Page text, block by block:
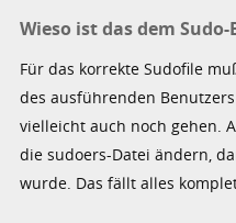
Wieso ist das dem
Für das korrekte Sudofile
des ausführenden
vielleicht auch noch gehen.
die sudoers-Datei ändern,
wurde. Das fällt alles